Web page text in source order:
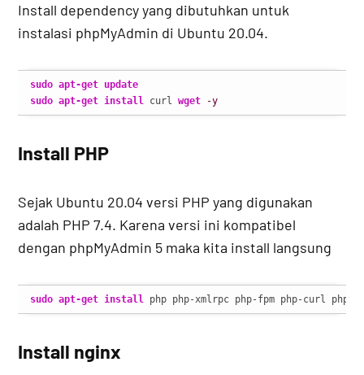
Install dependency yang dibutuhkan untuk
instalasi phpMyAdmin di Ubuntu 20.04.
sudo apt-get update
sudo apt-get install curl wget -y
Install PHP
Sejak Ubuntu 20.04 versi PHP yang digunakan
adalah PHP 7.4. Karena versi ini kompatibel
dengan phpMyAdmin 5 maka kita install langsung
sudo apt-get install php php-xmlrpc php-fpm php-curl
Install nginx